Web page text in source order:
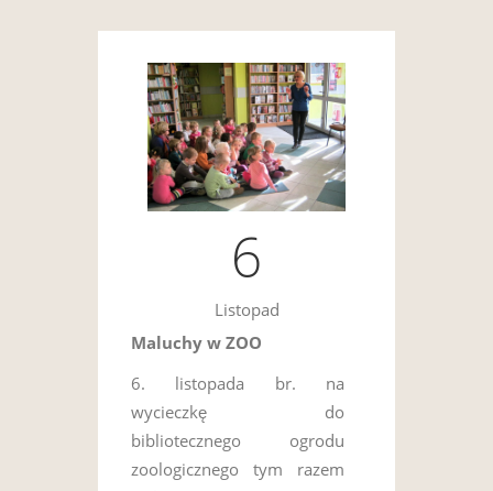
6
Listopad
Maluchy w ZOO
6. listopada br. na
wycieczkę do
bibliotecznego ogrodu
zoologicznego tym razem